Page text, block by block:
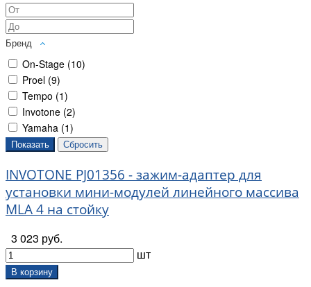
Бренд
On-Stage (10)
Proel (9)
Tempo (1)
Invotone (2)
Yamaha (1)
INVOTONE PJ01356 - зажим-адаптер для
установки мини-модулей линейного массива
MLA 4 на стойку
3 023 руб.
шт
В корзину